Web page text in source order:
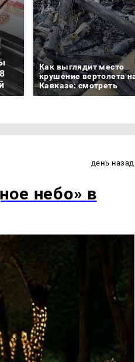
Как выглядит место
крушение вертолета
Кавказе: смотреть
день назад
небо» в